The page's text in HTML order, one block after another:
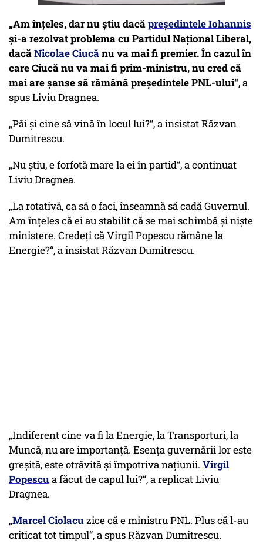
„Am înțeles, dar nu știu dacăpreședintele Iohannis
și-a rezolvat problema cu Partidul Național Liberal,
dacăNicolae Ciucănu va mai fi premier. În cazul în
care Ciucă nu va mai fi prim-ministru, nu cred că
mai are șanse să rămână președintele PNL-ului“, a
spus Liviu Dragnea.
„Păi și cine să vină în locul lui?“, a insistat Răzvan
Dumitrescu.
„Nu știu, e forfotă mare la ei în partid“, a continuat
Liviu Dragnea.
„La rotativă, ca să o faci, înseamnă să cadă Guvernul.
Am înțeles că ei au stabilit că se mai schimbă și niște
ministere. Credeți că Virgil Popescu rămâne la
Energie?“, a insistat Răzvan Dumitrescu.
„Indiferent cine va fi la Energie, la Transporturi, la
Muncă, nu are importanță. Esența guvernării lor este
greșită, este otrăvită și împotriva națiunii. Virgil
Popescua făcut de capul lui?“, a replicat Liviu
Dragnea.
„Marcel Ciolacuzice că e ministru PNL. Plus că l-au
criticat tot timpul“, a spus Răzvan Dumitrescu.